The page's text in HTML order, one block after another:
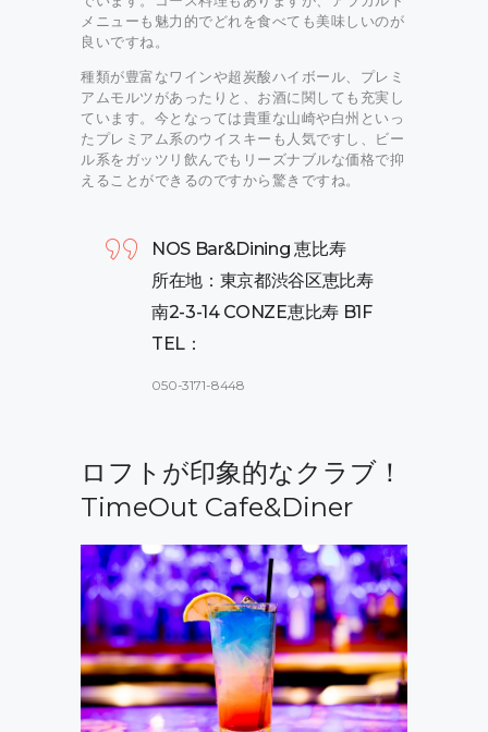
メニューも魅力的でどれを食べても美味しいのが
良いですね。
種類が豊富なワインや超炭酸ハイボール、プレミ
アムモルツがあったりと、お酒に関しても充実し
ています。今となっては貴重な山崎や白州といっ
たプレミアム系のウイスキーも人気ですし、ビー
ル系をガッツリ飲んでもリーズナブルな価格で抑
えることができるのですから驚きですね。
NOS Bar&Dining 恵比寿
所在地：東京都渋谷区恵比寿
南2-3-14 CONZE恵比寿 B1F
TEL：
050-3171-8448
ロフトが印象的なクラブ！
TimeOut Cafe&Diner